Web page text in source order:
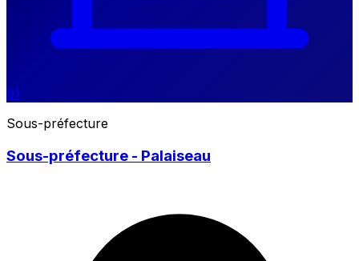
91
Sous-préfecture
Sous-préfecture - Palaiseau